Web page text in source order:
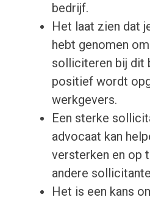
bedrijf.
Het laat zien dat
hebt genomen
solliciteren bij dit
positief wordt
werkgevers.
Een sterke
advocaat kan
versterken en op
andere
Het is een kans